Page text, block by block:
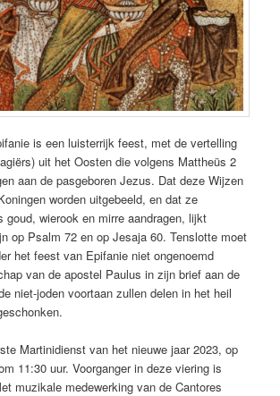
is een luisterrijk feest, met de vertelling
uit het Oosten die volgens Mattheüs 2
aan de pasgeboren Jezus. Dat deze Wijzen
worden uitgebeeld, en dat ze
goud, wierook en mirre aandragen, lijkt
op Psalm 72 en op Jesaja 60. Tenslotte moet
het feest van Epifanie niet ongenoemd
van de apostel Paulus in zijn brief aan de
niet-joden voortaan zullen delen in het heil
Martinidienst van het nieuwe jaar 2023, op
11:30 uur. Voorganger in deze viering is
muzikale medewerking van de Cantores